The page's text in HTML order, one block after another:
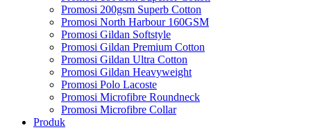
Promosi 200gsm Superb Cotton
Promosi North Harbour 160GSM
Promosi Gildan Softstyle
Promosi Gildan Premium Cotton
Promosi Gildan Ultra Cotton
Promosi Gildan Heavyweight
Promosi Polo Lacoste
Promosi Microfibre Roundneck
Promosi Microfibre Collar
Produk